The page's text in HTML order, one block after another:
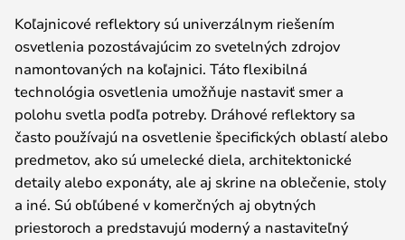
Koľajnicové reflektory sú univerzálnym riešením
osvetlenia pozostávajúcim zo svetelných zdrojov
namontovaných na koľajnici. Táto flexibilná
technológia osvetlenia umožňuje nastaviť smer a
polohu svetla podľa potreby. Dráhové reflektory sa
často používajú na osvetlenie špecifických oblastí alebo
predmetov, ako sú umelecké diela, architektonické
detaily alebo exponáty, ale aj skrine na oblečenie, stoly
a iné. Sú obľúbené v komerčných aj obytných
priestoroch a predstavujú moderný a nastaviteľný